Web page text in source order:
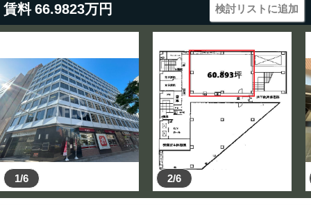
賃料 66.9823万円 検討リストに追加
1/6 2/6